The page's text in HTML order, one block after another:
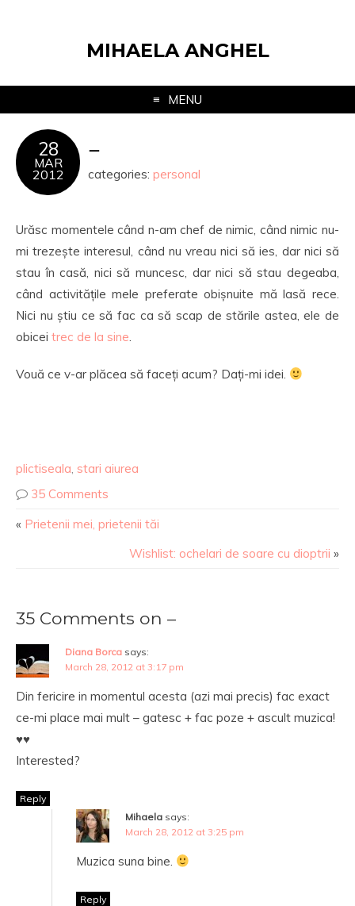
MIHAELA ANGHEL
MENU
28
MAR
2012
–
categories: personal
Urăsc momentele când n-am chef de nimic, când nimic nu-
mi trezește interesul, când nu vreau nici să ies, dar nici să
stau în casă, nici să muncesc, dar nici să stau degeaba,
când activitățile mele preferate obișnuite mă lasă rece.
Nici nu știu ce să fac ca să scap de stările astea, ele de
obicei trec de la sine.
Vouă ce v-ar plăcea să faceți acum? Dați-mi idei.
plictiseala, stari aiurea
35 Comments
« Prietenii mei, prietenii tăi
Wishlist: ochelari de soare cu dioptrii »
35 Comments on –
Diana Borca says:
March 28, 2012 at 3:17 pm
Din fericire in momentul acesta (azi mai precis) fac exact
ce-mi place mai mult – gatesc + fac poze + ascult muzica!
♥♥
Interested?
Reply
Mihaela says:
March 28, 2012 at 3:25 pm
Muzica suna bine.
Reply